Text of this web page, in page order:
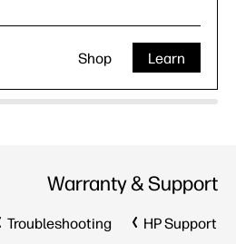
Learn
Shop
Warranty & Support
HP Support
Troubleshooting